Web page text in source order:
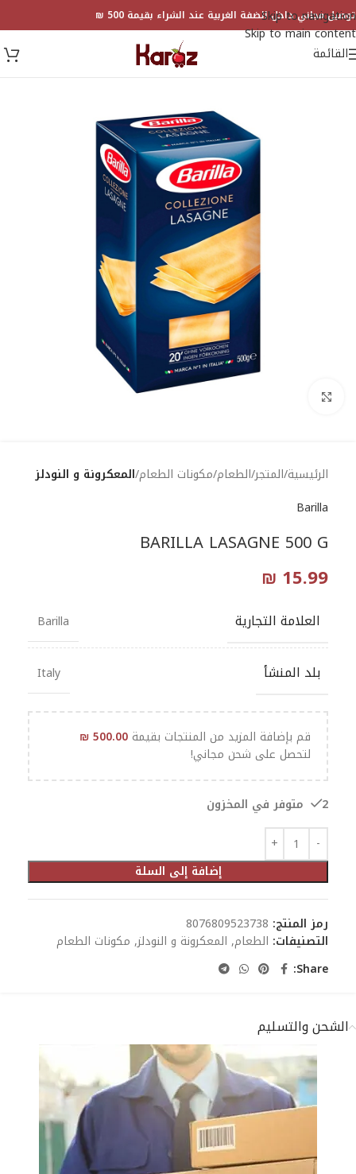
Skip to navigation
Skip to main content
توصيل مجاني داخل الضفة الغربية عند الشراء بقيمة 500 ₪
القائمة
الرئيسية المتجر الطعام مكونات الطعام المعكرونة و النودلز
Barilla
BARILLA LASAGNE 500 G
₪ 15.99
العلامة التجارية Barilla
بلد المنشأ Italy
قم بإضافة المزيد من المنتجات بقيمة ₪500.00
لتحصل على شحن مجاني!
2 متوفر في المخزون
إضافة إلى السلة
رمز المنتج: 8076809523738
التصنيفات: الطعام, المعكرونة و النودلز, مكونات الطعام
Share:
الشحن والتسليم